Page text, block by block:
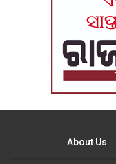
About Us